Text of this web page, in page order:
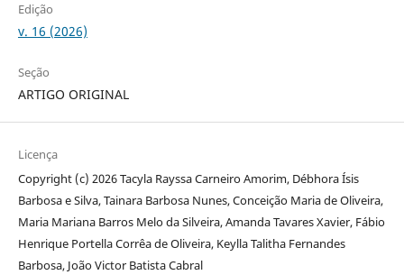
Edição
v. 16 (2026)
Seção
ARTIGO ORIGINAL
Licença
Copyright (c) 2026 Tacyla Rayssa Carneiro Amorim, Débhora Ísis
Barbosa e Silva, Tainara Barbosa Nunes, Conceição Maria de Oliveira,
Maria Mariana Barros Melo da Silveira, Amanda Tavares Xavier, Fábio
Henrique Portella Corrêa de Oliveira, Keylla Talitha Fernandes
Barbosa, João Victor Batista Cabral